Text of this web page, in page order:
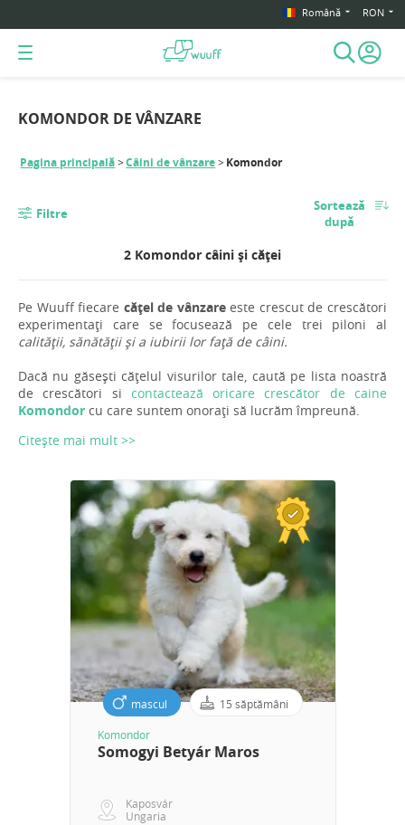
Română RON
KOMONDOR DE VÂNZARE
Pagina principală Câini de vânzare Komondor
Filtre
Sortează
după
2 Komondor câini și căței
Pe Wuuff fiecare cățel de vânzareeste crescut de crescători
experimentați care se focusează pe cele trei piloni al
calității, sănătății și a iubirii lor față de câini.
Dacă nu găsești cățelul visurilor tale, caută pe lista noastră
de crescători si contactează oricare crescător de caine
Komondor cu care suntem onorați să lucrăm împreună.
Citește mai mult >>
mascul 15 săptămâni
Komondor
Somogyi Betyár Maros
Kaposvár
Ungaria